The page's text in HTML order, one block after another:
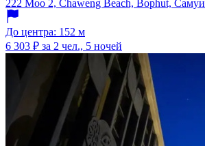
222 Moo 2, Chaweng Beach, Bophut, Самуи
До центра: 152 м
6 303 ₽ за 2 чел., 5 ночей